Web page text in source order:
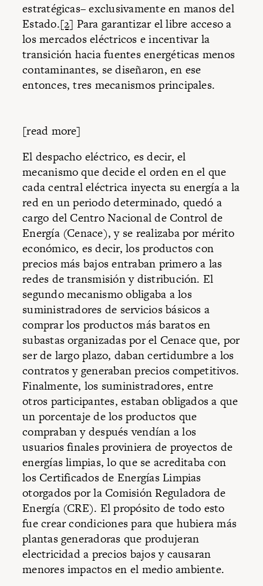
estratégicas– exclusivamente en manos del
Estado.[2] Para garantizar el libre acceso a
los mercados eléctricos e incentivar la
transición hacia fuentes energéticas menos
contaminantes, se diseñaron, en ese
entonces, tres mecanismos principales.
[read more]
El despacho eléctrico, es decir, el
mecanismo que decide el orden en el que
cada central eléctrica inyecta su energía a la
red en un periodo determinado, quedó a
cargo del Centro Nacional de Control de
Energía (Cenace), y se realizaba por mérito
económico, es decir, los productos con
precios más bajos entraban primero a las
redes de transmisión y distribución. El
segundo mecanismo obligaba a los
suministradores de servicios básicos a
comprar los productos más baratos en
subastas organizadas por el Cenace que, por
ser de largo plazo, daban certidumbre a los
contratos y generaban precios competitivos.
Finalmente, los suministradores, entre
otros participantes, estaban obligados a que
un porcentaje de los productos que
compraban y después vendían a los
usuarios finales proviniera de proyectos de
energías limpias, lo que se acreditaba con
los Certificados de Energías Limpias
otorgados por la Comisión Reguladora de
Energía (CRE). El propósito de todo esto
fue crear condiciones para que hubiera más
plantas generadoras que produjeran
electricidad a precios bajos y causaran
menores impactos en el medio ambiente.